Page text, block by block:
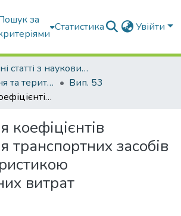
за
Статистика Увійти
Вибрані статті з наукових збірників КНУБА
Містобудування та територіальне планування
Вип. 53
Визначення коефіцієнтів приведення транспортних засобів за характеристикою енергетичних витрат
коефіцієнтів
транспортних засобів
витрат